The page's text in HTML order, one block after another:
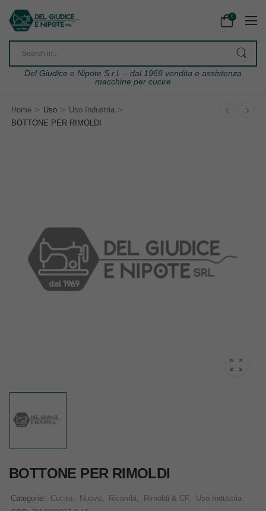
0
Del Giudice e Nipote S.r.l. – dal 1969 vendita e assistenza
macchine per cucire
Home > Uso > Uso Industria >
BOTTONE PER RIMOLDI
BOTTONE PER RIMOLDI
Categorie: Cucito, Nuovo, Ricambi, Rimoldi & CF,
Uso Industria